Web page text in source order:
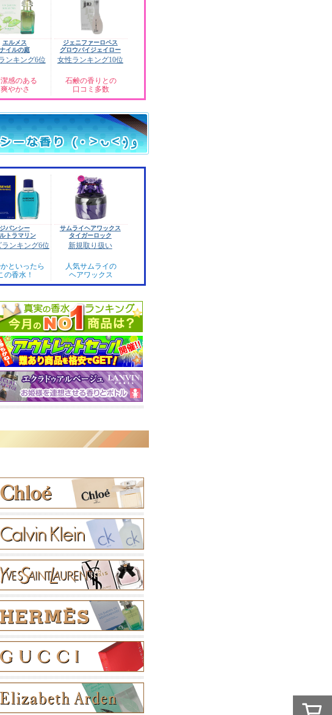
エルメス
ナイルの庭
ンキング6位
感のある
爽やかさ
ジェニファーロペス
グロウバイジェイロー
女性ランキング10位
石鹸の香りとの
口コミ多数
ジバンシー
トラマリン
ランキング6位
といったら
の香水！
サムライヘアワックス
タイガーロック
新規取り扱い
人気サムライの
ヘアワックス